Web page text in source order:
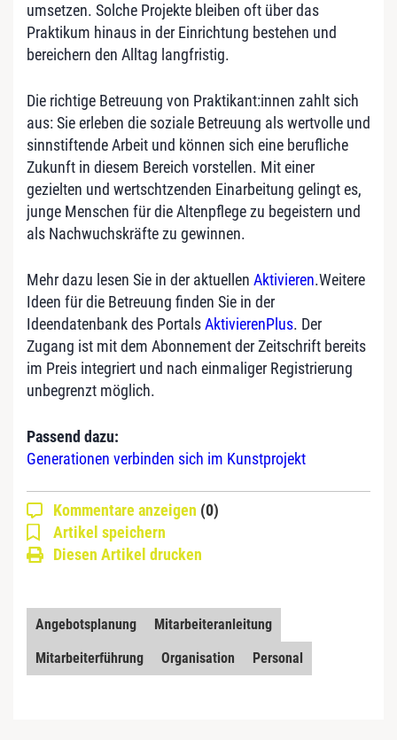
umsetzen. Solche Projekte bleiben oft über das
Praktikum hinaus in der Einrichtung bestehen und
bereichern den Alltag langfristig.
Die richtige Betreuung von Praktikant:innen zahlt sich
aus: Sie erleben die soziale Betreuung als wertvolle und
sinnstiftende Arbeit und können sich eine berufliche
Zukunft in diesem Bereich vorstellen. Mit einer
gezielten und wertschtzenden Einarbeitung gelingt es,
junge Menschen für die Altenpflege zu begeistern und
als Nachwuchskräfte zu gewinnen.
Mehr dazu lesen Sie in der aktuellen Aktivieren.Weitere
Ideen für die Betreuung finden Sie in der
Ideendatenbank des PortalsAktivierenPlus. Der
Zugang ist mit dem Abonnement der Zeitschrift bereits
im Preis integriert und nach einmaliger Registrierung
unbegrenzt möglich.
Passend dazu:
Generationen verbinden sich im Kunstprojekt
Kommentare anzeigen (0)
Artikel speichern
Diesen Artikel drucken
Angebotsplanung
Mitarbeiteranleitung
Mitarbeiterführung
Organisation Personal